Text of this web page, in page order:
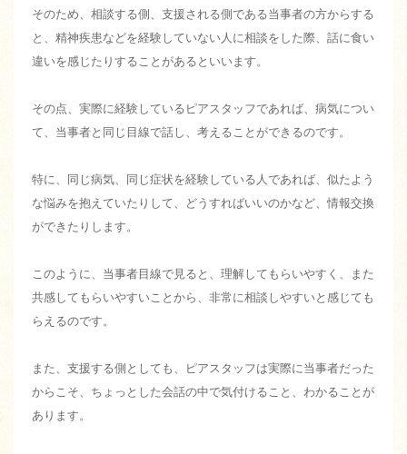
そのため、相談する側、支援される側である当事者の方からする
と、精神疾患などを経験していない人に相談をした際、話に食い
違いを感じたりすることがあるといいます。
その点、実際に経験しているピアスタッフであれば、病気につい
て、当事者と同じ目線で話し、考えることができるのです。
特に、同じ病気、同じ症状を経験している人であれば、似たよう
な悩みを抱えていたりして、どうすればいいのかなど、情報交換
ができたりします。
このように、当事者目線で見ると、理解してもらいやすく、また
共感してもらいやすいことから、非常に相談しやすいと感じても
らえるのです。
また、支援する側としても、ピアスタッフは実際に当事者だった
からこそ、ちょっとした会話の中で気付けること、わかることが
あります。